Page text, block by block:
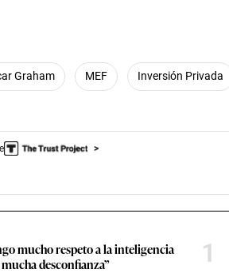
Graham MEF Inversión Privada
mucho respeto a la inteligencia
desconfianza”
1